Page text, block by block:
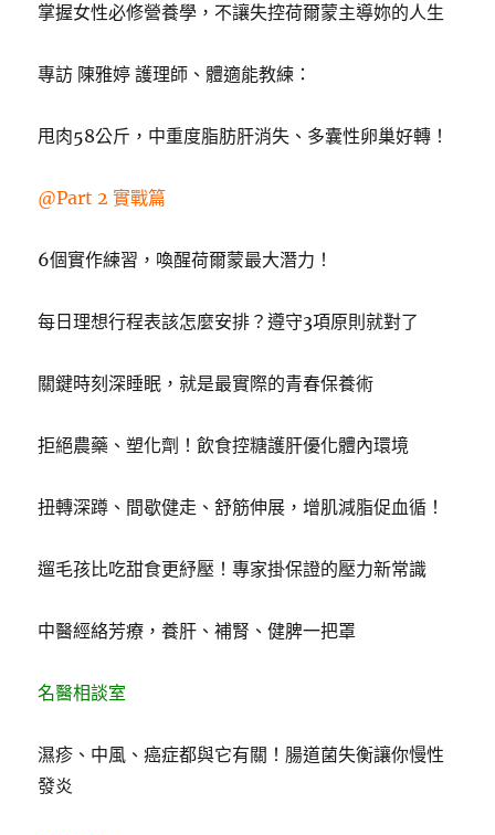
掌握女性必修營養學，不讓失控荷爾蒙主導妳的人生
專訪 陳雅婷 護理師、體適能教練：
甩肉58公斤，中重度脂肪肝消失、多囊性卵巢好轉！
@Part 2 實戰篇
6個實作練習，喚醒荷爾蒙最大潛力！
每日理想行程表該怎麼安排？遵守3項原則就對了
關鍵時刻深睡眠，就是最實際的青春保養術
拒絕農藥、塑化劑！飲食控糖護肝優化體內環境
扭轉深蹲、間歇健走、舒筋伸展，增肌減脂促血循！
遛毛孩比吃甜食更紓壓！專家掛保證的壓力新常識
中醫經絡芳療，養肝、補腎、健脾一把罩
名醫相談室
濕疹、中風、癌症都與它有關！腸道菌失衡讓你慢性
發炎